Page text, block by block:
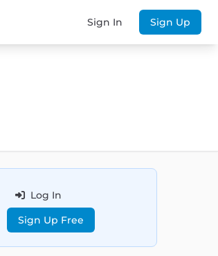
Sign In Sign Up
Log In
Sign Up Free